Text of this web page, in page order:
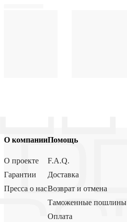
О компании
О проекте
Гарантии
Пресса о нас
Помощь
F.A.Q.
Доставка
Возврат и отмена
Таможенные пошлины
Оплата